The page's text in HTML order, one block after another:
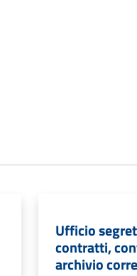
Ufficio
contratti,
archivio